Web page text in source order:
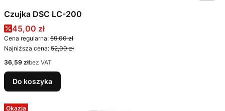
Czujka DSC LC-200
Cena promocyjna
45,00 zł
Cena regularna: 59,00 zł
Najniższa cena: 52,00 zł
Cena
36,59 złbez VAT
Do koszyka
Okazja